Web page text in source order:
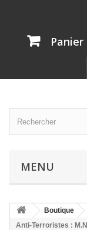
Panier
MENU
Boutique
Anti-Terroristes :